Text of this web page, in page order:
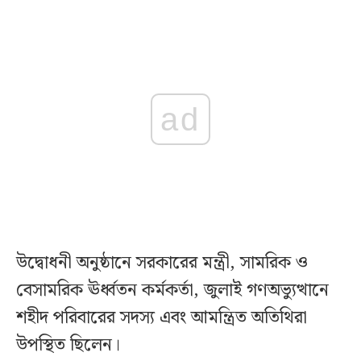
ad
উদ্বোধনী অনুষ্ঠানে সরকারের মন্ত্রী, সামরিক ও
বেসামরিক ঊর্ধ্বতন কর্মকর্তা, জুলাই গণঅভ্যুত্থানে
শহীদ পরিবারের সদস্য এবং আমন্ত্রিত অতিথিরা
উপস্থিত ছিলেন।